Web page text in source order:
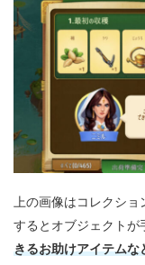
上の画像はコレクシ
するとオブジェクトが
きるお助けアイテムな